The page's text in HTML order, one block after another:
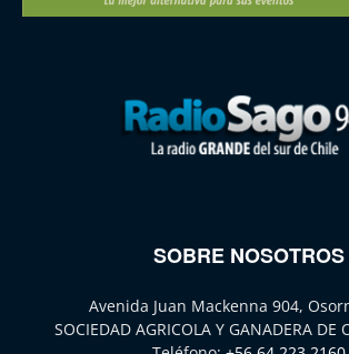
SOBRE NOSOTROS
Avenida Juan Mackenna 904,
SOCIEDAD AGRICOLA Y GANADERA DE